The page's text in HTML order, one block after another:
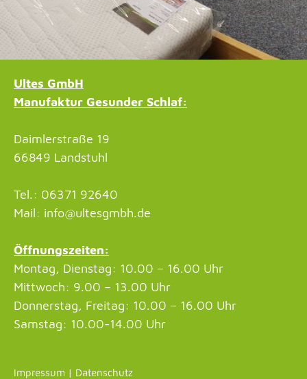
Ultes GmbH
Manufaktur Gesunder Schlaf:
Daimlerstraße 19
66849 Landstuhl
Tel.: 06371 92640
Mail: info@ultesgmbh.de
Öffnungszeiten:
Montag, Dienstag: 10.00 – 16.00 Uhr
Mittwoch: 9.00 – 13.00 Uhr
Donnerstag, Freitag: 10.00 – 16.00 Uhr
Samstag: 10.00-14.00 Uhr
Impressum | Datenschutz